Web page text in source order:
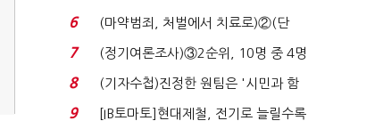
31.0%…오차범위 밖 ...
6
(마약범죄, 처벌에서 치료로)②(단
독)"마약은 전염병…여성...
7
(정기여론조사)③2순위, 10명 중 4명
'송영길'…정청래 '한 ...
8
(기자수첩)진정한 원팀은 '시민과 함
께'일 때 완성...
9
[IB토마토]현대제철, 전기로 늘릴수록